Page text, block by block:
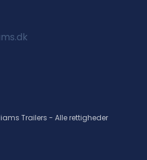
Trailers - Alle rettigheder